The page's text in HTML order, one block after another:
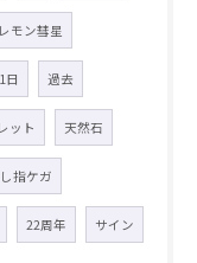
レモン彗星
日 過去
ット 天然石
指ケガ
22周年 サイン